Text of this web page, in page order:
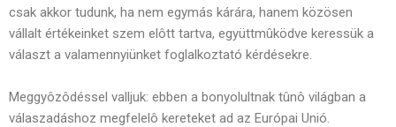
csak akkor tudunk, ha nem egymás kárára, hanem közösen
vállalt értékeinket szem elôtt tartva, együttmûködve keressük a
választ a valamennyiünket foglalkoztató kérdésekre.
Meggyôzôdéssel valljuk: ebben a bonyolultnak tûnô világban a
válaszadáshoz megfelelô kereteket ad az Európai Unió.